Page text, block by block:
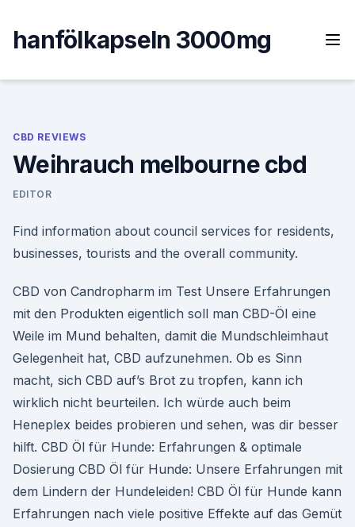
content
hanfölkapseln 3000mg
CBD REVIEWS
Weihrauch melbourne cbd
EDITOR
Find information about council services for residents,
businesses, tourists and the overall community.
CBD von Candropharm im Test Unsere Erfahrungen
mit den Produkten eigentlich soll man CBD-Öl eine
Weile im Mund behalten, damit die Mundschleimhaut
Gelegenheit hat, CBD aufzunehmen. Ob es Sinn
macht, sich CBD auf’s Brot zu tropfen, kann ich
wirklich nicht beurteilen. Ich würde auch beim
Heneplex beides probieren und sehen, was dir besser
hilft. CBD Öl für Hunde: Erfahrungen & optimale
Dosierung CBD Öl für Hunde: Unsere Erfahrungen mit
dem Lindern der Hundeleiden! CBD Öl für Hunde kann
Erfahrungen nach viele positive Effekte auf das Gemüt